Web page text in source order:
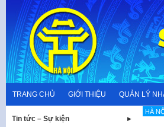
content
TRANG CHỦ GIỚI THIỆU QUẢN LÝ
HÀ
Tin tức – Sự kiện